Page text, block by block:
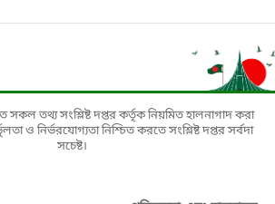
সকল তথ্য সংশ্লিষ্ট দপ্তর কর্তৃক নিয়মিত হালনাগাদ করা
ও নির্ভরযোগ্যতা নিশ্চিত করতে সংশ্লিষ্ট দপ্তর সর্বদা
সচেষ্ট।